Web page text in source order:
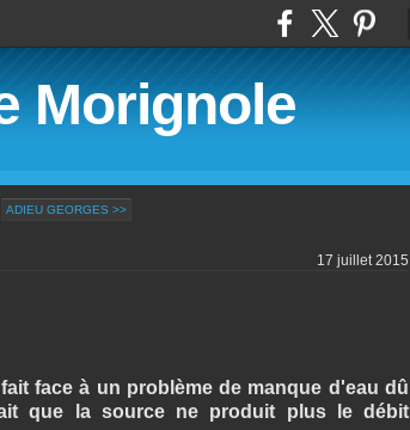
Morignole
ADIEU GEORGES >>
17 juillet 2015
face à un problème de manque d'eau dû
que la source ne produit plus le débit